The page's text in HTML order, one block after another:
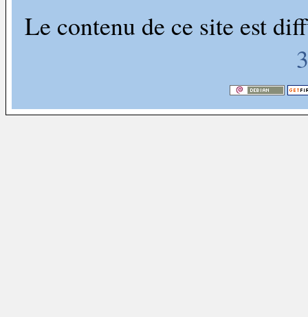
Le contenu de ce site est